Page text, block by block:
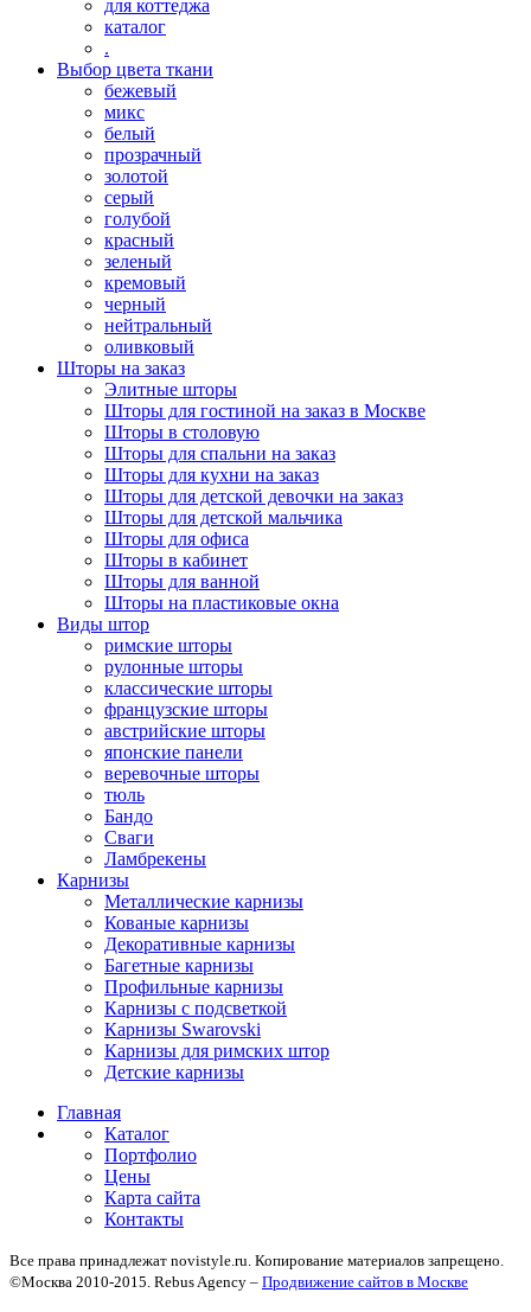
для коттеджа
каталог
.
Выбор цвета ткани
бежевый
микс
белый
прозрачный
золотой
серый
голубой
красный
зеленый
кремовый
черный
нейтральный
оливковый
Шторы на заказ
Элитные шторы
Шторы для гостиной на заказ в Москве
Шторы в столовую
Шторы для спальни на заказ
Шторы для кухни на заказ
Шторы для детской девочки на заказ
Шторы для детской мальчика
Шторы для офиса
Шторы в кабинет
Шторы для ванной
Шторы на пластиковые окна
Виды штор
римские шторы
рулонные шторы
классические шторы
французские шторы
австрийские шторы
японские панели
веревочные шторы
тюль
Бандо
Сваги
Ламбрекены
Карнизы
Металлические карнизы
Кованые карнизы
Декоративные карнизы
Багетные карнизы
Профильные карнизы
Карнизы с подсветкой
Карнизы Swarovski
Карнизы для римских штор
Детские карнизы
Главная
Каталог
Портфолио
Цены
Карта сайта
Контакты
Все права принадлежат novistyle.ru. Копирование материалов запрещено.
©Москва 2010-2015. Rebus Agency – Продвижение сайтов в Москве